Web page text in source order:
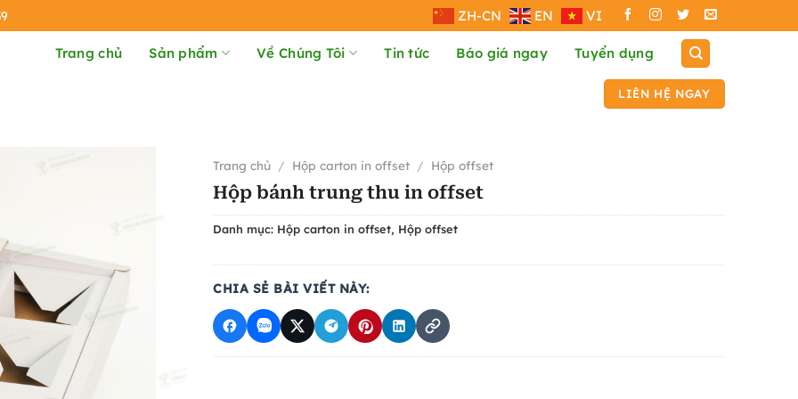
ZH-CN EN VI
Trang chủ Sản phẩm Về Chúng Tôi Tin tức Báo giá ngay Tuyển dụng
LIÊN HỆ NGAY
Trang chủ / Hộp carton in offset / Hộp offset
Hộp bánh trung thu in offset
Danh mục: Hộp carton in offset, Hộp offset
CHIA SẺ BÀI VIẾT NÀY: